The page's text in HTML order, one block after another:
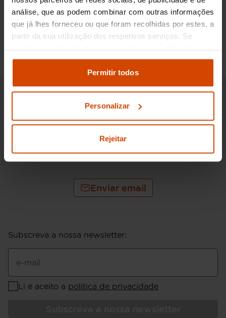
análise, que as podem combinar com outras informações
que já lhes forneceu ou que foram recolhidas por estes, a
partir da sua utilização dos respetivos serviços. Se
aceitar, consideramos que consente a sua utilização.
Pode modificar as suas opções de consentimento e
definições de cookies
definições e saber mais na nossapolítica de
Permitir todos
Personalizar
Rejeitar
Pedir informações
800 100 010
Enviar email
Subscreva a nossa newsletter:
e-mail
Li e aceito a política de privacidade